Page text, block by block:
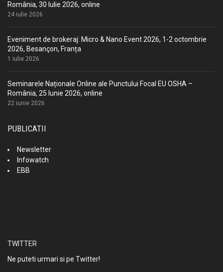
România, 30 Iulie 2026, online
24 iulie 2026
Eveniment de brokeraj: Micro & Nano Event 2026, 1-2 octombrie
2026, Besançon, Franța
1 iulie 2026
Seminarele Naționale Online ale Punctului Focal EU OSHA –
România, 25 Iunie 2026, online
22 iunie 2026
PUBLICATII
Newsletter
Infowatch
EBB
TWITTER
Ne puteti urmari si pe Twitter!